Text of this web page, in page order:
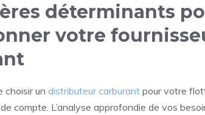
déterminants
votre
choisir un distributeur carburant pour votre
compte. L’analyse approfondie de vos